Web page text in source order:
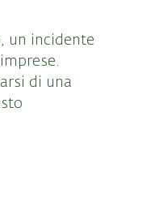
un incidente
.
di una